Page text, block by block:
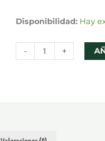
Disponibilidad: Hay
-
AROMA
10ML
+